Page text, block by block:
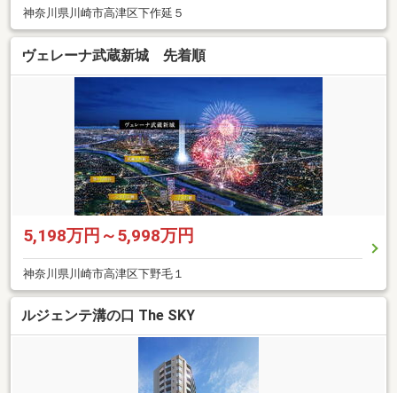
神奈川県川崎市高津区下作延５
ヴェレーナ武蔵新城 先着順
5,198万円～5,998万円
神奈川県川崎市高津区下野毛１
ルジェンテ溝の口 The SKY